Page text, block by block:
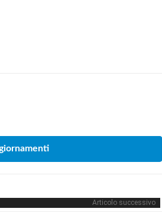
Articolo successivo